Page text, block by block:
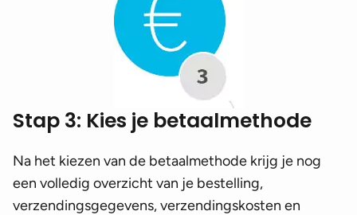
Stap 3: Kies je betaalmethode
Na het kiezen van de betaalmethode krijg je nog
een volledig overzicht van je bestelling,
verzendingsgegevens, verzendingskosten en